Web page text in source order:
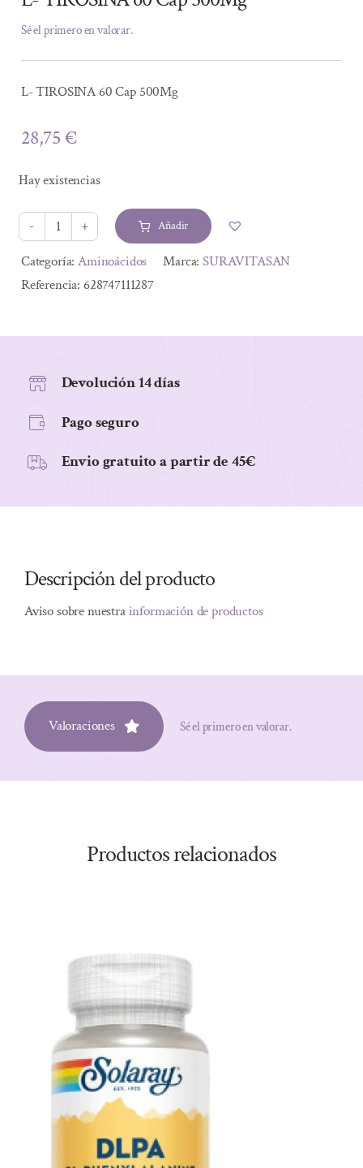
Sé el primero en valorar.
L- TIROSINA 60 Cap 500Mg
28,75€
Hay existencias
L-
TIROSINA
60
Añadir
Alternative:
Categoría:Aminoácidos Marca:SURAVITASAN
Referencia: 628747111287
Devolución 14 días
Pago seguro
Envio gratuito a partir de 45€
Descripción del producto
Aviso sobre nuestrainformación de productos
Valoraciones Sé el primero en valorar.
Productos relacionados